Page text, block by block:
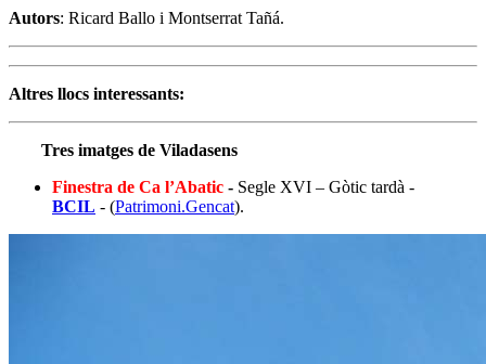
Autors: Ricard Ballo i Montserrat Tañá.
Altres llocs interessants:
Tres imatges de Viladasens
Finestra de Ca l’Abatic - Segle XVI – Gòtic tardà -
BCIL - (Patrimoni.Gencat).